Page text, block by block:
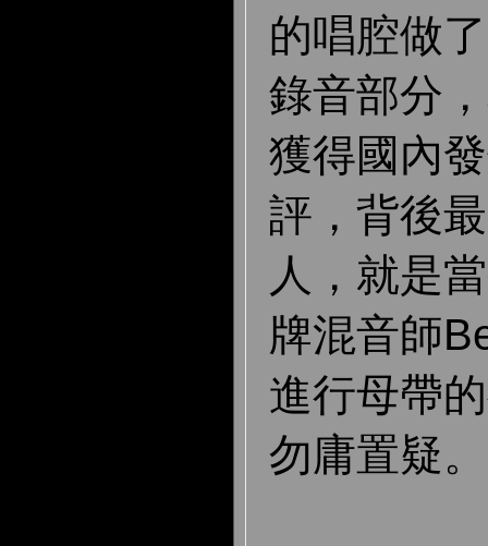
的唱腔做
錄音部分
獲得國內
評，背後
人，就是
牌混音師
進行母帶
勿庸置疑。